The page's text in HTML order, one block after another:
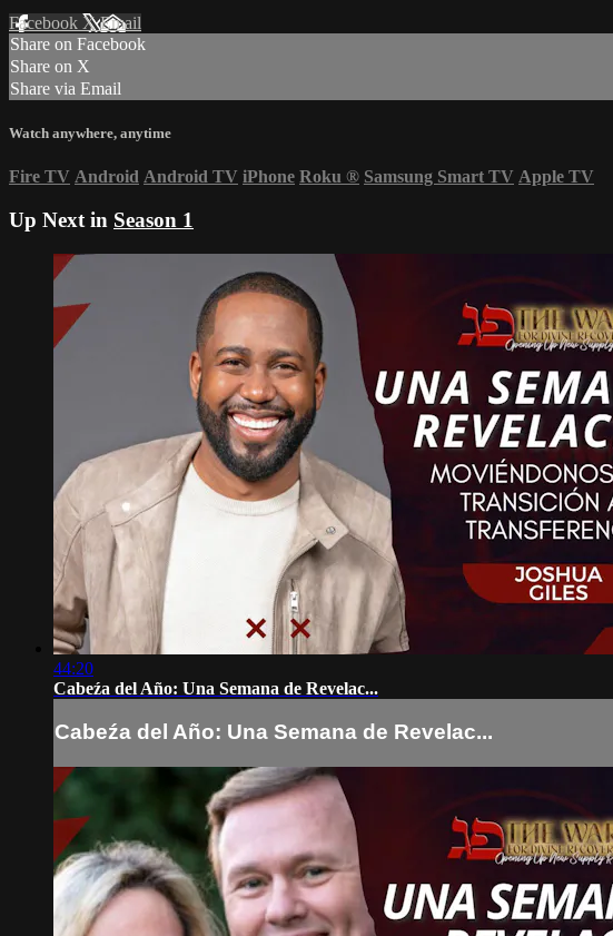
Facebook XEmail
Share on Facebook
Share on X
Share via Email
Watch anywhere, anytime
Fire TV Android Android TV iPhone Roku ® Samsung Smart TV Apple TV
Up Next in Season 1
44:20
Cabeźa del Año: Una Semana de Revelac...
Cabeźa del Año: Una Semana de Revelac...